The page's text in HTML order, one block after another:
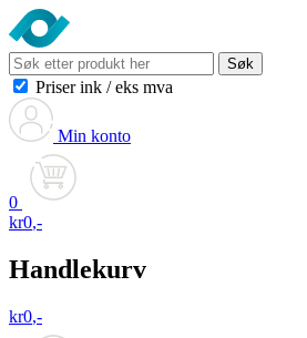
Søk
Priser ink / eks mva
Min konto
0
kr0,-
Handlekurv
kr0,-